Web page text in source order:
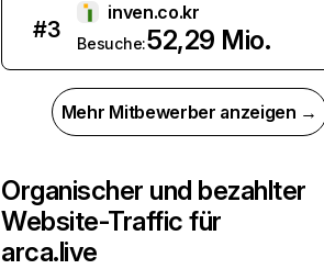
#3
inven.co.kr
Besuche:52,29 Mio.
Mehr Mitbewerber anzeigen →
Organischer und bezahlter
Website-Traffic für
arca.live